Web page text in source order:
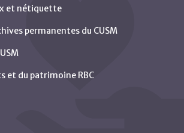
et nétiquette
permanentes du CUSM
et du patrimoine RBC